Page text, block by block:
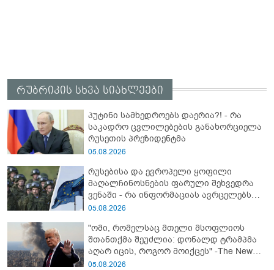
რუბრიკის სხვა სიახლეები
პუტინი სამხედროებს დაერია?! - რა
საკადრო ცვლილებების განახორციელა
რუსეთის პრეზიდენტმა
05.08.2026
რუსებისა და ევროპელი ყოფილი
მაღალჩინოსნების ფარული შეხვედრა
ვენაში - რა ინფორმაციას ავრცელებს
Bloomberg-ი
05.08.2026
"ომი, რომელსაც მთელი მსოფლიოს
შთანთქმა შეუძლია: დონალდ ტრამპმა
აღარ იცის, როგორ მოიქცეს" -The New
York Times
05.08.2026